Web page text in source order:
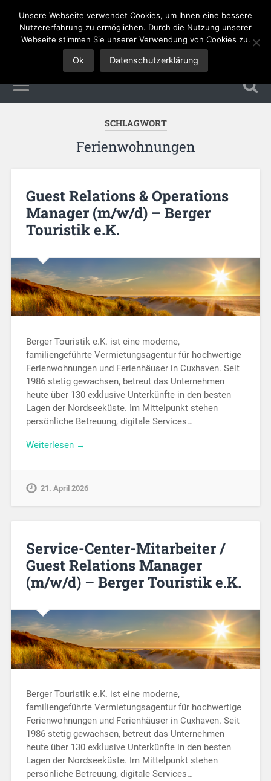
Tourismus Jobs
SCHLAGWORT
Ferienwohnungen
Guest Relations & Operations
Manager (m/w/d) – Berger
Touristik e.K.
Berger Touristik e.K. ist eine moderne,
familiengeführte Vermietungsagentur für hochwertige
Ferienwohnungen und Ferienhäuser in Cuxhaven. Seit
1986 stetig gewachsen, betreut das Unternehmen
heute über 130 exklusive Unterkünfte in den besten
Lagen der Nordseeküste. Im Mittelpunkt stehen
persönliche Betreuung, digitale Services…
Weiterlesen →
21. April 2026
Service-Center-Mitarbeiter /
Guest Relations Manager
(m/w/d) – Berger Touristik e.K.
Berger Touristik e.K. ist eine moderne,
familiengeführte Vermietungsagentur für hochwertige
Ferienwohnungen und Ferienhäuser in Cuxhaven. Seit
1986 stetig gewachsen, betreut das Unternehmen
heute über 130 exklusive Unterkünfte in den besten
Lagen der Nordseeküste. Im Mittelpunkt stehen
persönliche Betreuung, digitale Services…
Unsere Webseite verwendet Cookies, um Ihnen eine bessere
Nutzererfahrung zu ermöglichen. Durch die Nutzung unserer
Webseite stimmen Sie unserer Verwendung von Cookies zu.
Ok Datenschutzerklärung